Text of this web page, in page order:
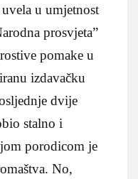
u umjetnost
prosvjeta”
pomake u
izdavačku
dvije
stalno i
porodicom je
No,